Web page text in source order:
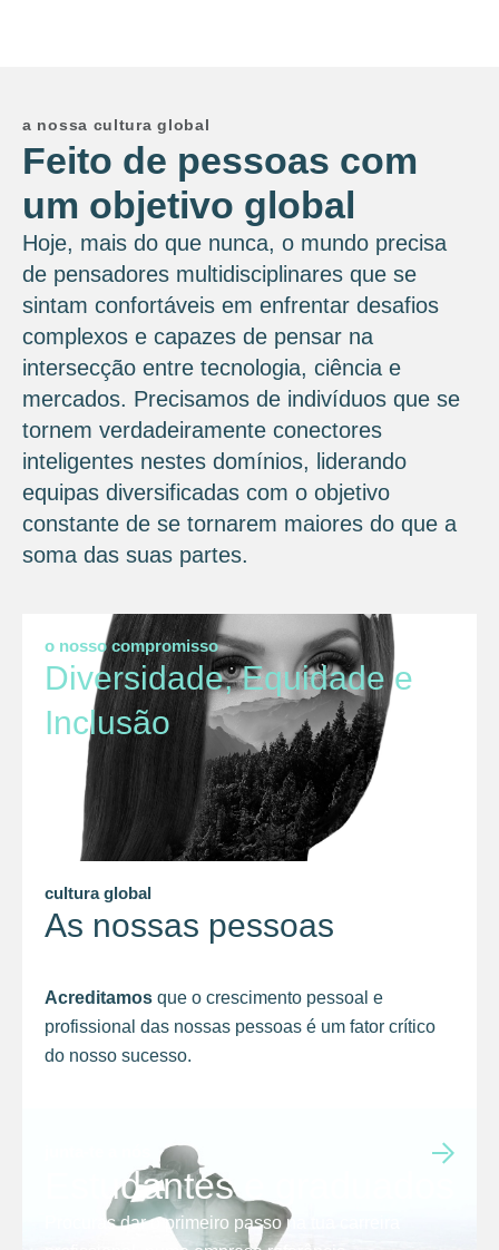
a nossa cultura global
Feito de pessoas com
um objetivo global
Hoje, mais do que nunca, o mundo precisa
de pensadores multidisciplinares que se
sintam confortáveis ​​em enfrentar desafios
complexos e capazes de pensar na
intersecção entre tecnologia, ciência e
mercados. Precisamos de indivíduos que se
tornem verdadeiramente conectores
inteligentes nestes domínios, liderando
equipas diversificadas com o objetivo
constante de se tornarem maiores do que a
soma das suas partes.
o nosso compromisso
Diversidade, Equidade e
Inclusão
cultura global
As nossas pessoas
Acreditamos que o crescimento pessoal e
profissional das nossas pessoas é um fator crítico
do nosso sucesso.
Estudantes e graduados
Procuras dar o primeiro passo na tua carreira